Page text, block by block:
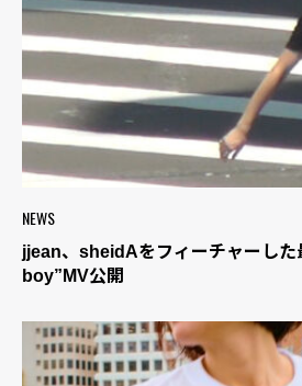
NEWS
jjean、sheidAをフィーチャーし
boy”MV公開